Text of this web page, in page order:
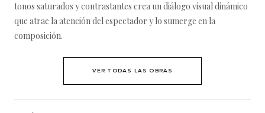
tonos saturados y contrastantes crea un diálogo visual dinámico
que atrae la atención del espectador y lo sumerge en la
composición.
VER TODAS LAS OBRAS